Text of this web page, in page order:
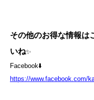
その他のお得な情報は
いね✨
Facebook⬇️
https://www.facebook.com/